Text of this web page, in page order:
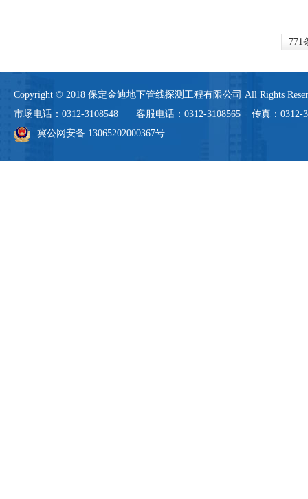
771
Copyright © 2018 保定金迪地下管线探测工程有限公司 All Rights
市场电话：0312-3108548 客服电话：0312-3108565 传真：
冀公网安备 13065202000367号